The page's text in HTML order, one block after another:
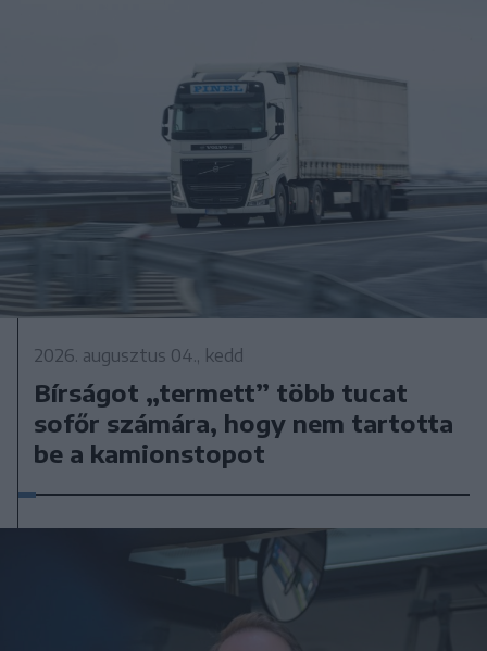
2026. augusztus 04., kedd
Bírságot „termett” több tucat
sofőr számára, hogy nem tartotta
be a kamionstopot